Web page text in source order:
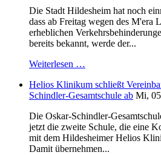
Die Stadt Hildesheim hat noch
dass ab Freitag wegen des M'era
erheblichen
bereits bekannt, werde der...
Weiterlesen …
Helios Klinikum schließt
Schindler-Gesamtschule ab Mi,
Die Oskar-Schindler-
jetzt die zweite Schule, die eine
mit dem Hildesheimer Helios
Damit übernehmen...